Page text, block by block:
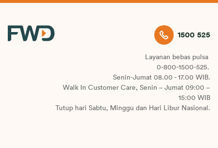
1500 525
Layanan bebas pulsa
0-800-1500-525.
Senin-Jumat 08.00 - 17.00 WIB.
Walk In Customer Care, Senin – Jumat 09:00 –
15:00 WIB
Tutup hari Sabtu, Minggu dan Hari Libur Nasional.